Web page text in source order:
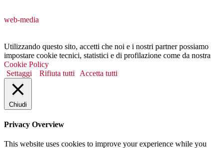
web-media
Utilizzando questo sito, accetti che noi e i nostri partner possiamo
impostare cookie tecnici, statistici e di profilazione come da nostra
Cookie Policy
Settaggi
Rifiuta tutti Accetta tutti
Chiudi
Privacy Overview
This website uses cookies to improve your experience while you